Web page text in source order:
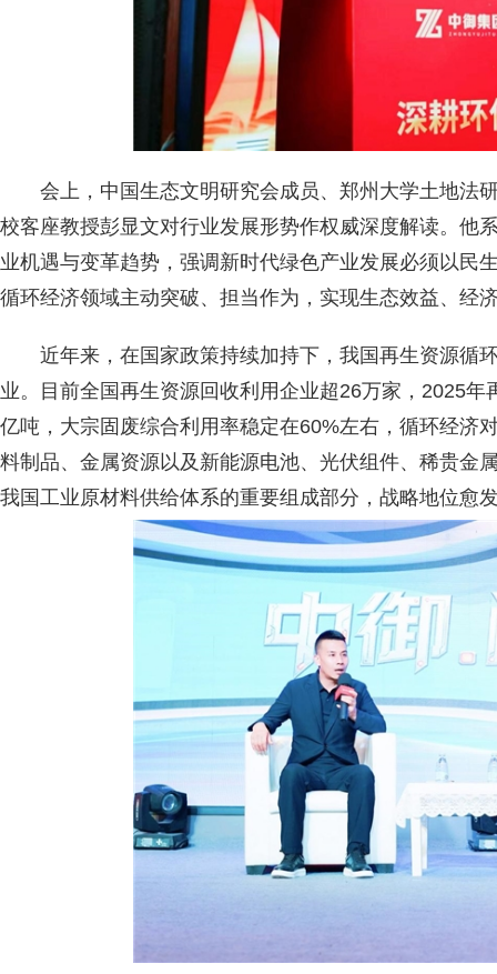
会上，中国生态文明研究会成员、郑州大学土地法
校客座教授彭显文对行业发展形势作权威深度解读。他
业机遇与变革趋势，强调新时代绿色产业发展必须以民
循环经济领域主动突破、担当作为，实现生态效益、经
近年来，在国家政策持续加持下，我国再生资源循
业。目前全国再生资源回收利用企业超26万家，2025
亿吨，大宗固废综合利用率稳定在60%左右，循环经济
料制品、金属资源以及新能源电池、光伏组件、稀贵金
我国工业原材料供给体系的重要组成部分，战略地位愈